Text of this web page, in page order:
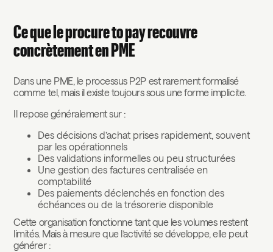
Ce que le procure to pay recouvre
concrètement en PME
Dans une PME, le processus P2P est rarement formalisé
comme tel, mais il existe toujours sous une forme implicite.
Il repose généralement sur :
Des décisions d’achat prises rapidement, souvent
par les opérationnels
Des validations informelles ou peu structurées
Une gestion des factures centralisée en
comptabilité
Des paiements déclenchés en fonction des
échéances ou de la trésorerie disponible
Cette organisation fonctionne tant que les volumes restent
limités. Mais à mesure que l’activité se développe, elle peut
générer :